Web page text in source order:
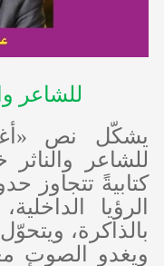
للشاعر
يشكّل نص
للشاعر
كتابيةً تتجاوز
الرؤيا
بالذاكرة،
ويغدو الصوت